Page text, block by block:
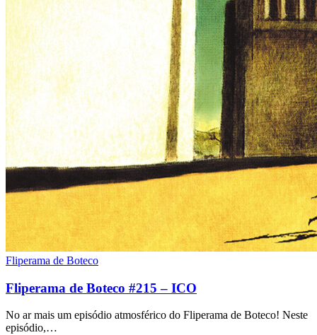
Fliperama de Boteco
Fliperama de Boteco #215 – ICO
No ar mais um episódio atmosférico do Fliperama de Boteco! Neste
episódio,…